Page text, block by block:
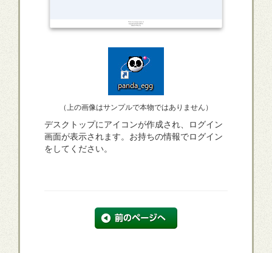
（上の画像はサンプルで本物ではありません）
デスクトップにアイコンが作成され、ログイン
画面が表示されます。お持ちの情報でログイン
をしてください。